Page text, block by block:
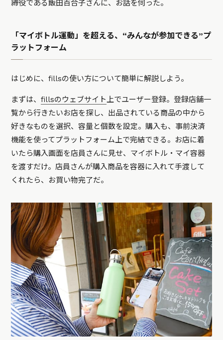
締役である飯田百合子さんに、お話を伺った。
「マイボトル運動」を超える、“みんなが参加できる”プ
ラットフォーム
はじめに、fillsの使い方について簡単に解説しよう。
まずは、fillsのウェブサイト上でユーザー登録。登録店舗一
覧から行きたいお店を探し、出品されている商品の中から
好きなものを選択、容量と個数を設定。購入も、事前決済
機能を使ってプラットフォーム上で完結できる。お店に着
いたら購入画面を店員さんに見せ、マイボトル・マイ容器
を渡すだけ。店員さんが購入商品を容器に入れて手渡して
くれたら、お買い物完了だ。